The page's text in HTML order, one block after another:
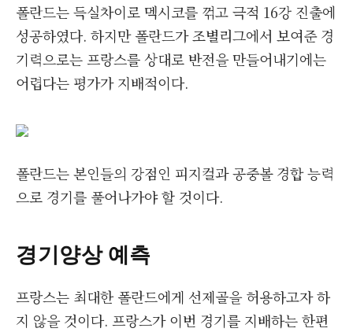
폴란드는 득실차이로 멕시코를 꺾고 극적 16강 진출에
성공하였다. 하지만 폴란드가 조별리그에서 보여준 경
기력으로는 프랑스를 상대로 반전을 만들어내기에는
어렵다는 평가가 지배적이다.
폴란드는 본인들의 강점인 피지컬과 공중볼 경합 능력
으로 경기를 풀어나가야 할 것이다.
경기양상 예측
프랑스는 최대한 폴란드에게 선제골을 허용하고자 하
지 않을 것이다. 프랑스가 이번 경기를 지배하는 한편